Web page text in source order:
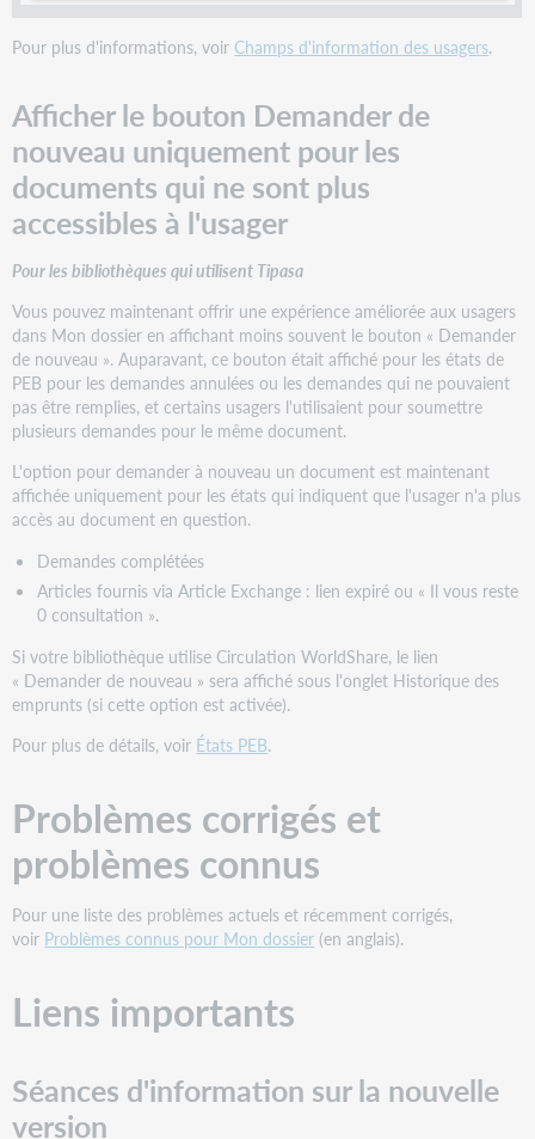
Pour plus d'informations, voir Champs d'information des usagers.
Afficher le bouton Demander de
nouveau uniquement pour les
documents qui ne sont plus
accessibles à l'usager
Pour les bibliothèques qui utilisent Tipasa
Vous pouvez maintenant offrir une expérience améliorée aux usagers
dans Mon dossier en affichant moins souvent le bouton « Demander
de nouveau ». Auparavant, ce bouton était affiché pour les états de
PEB pour les demandes annulées ou les demandes qui ne pouvaient
pas être remplies, et certains usagers l'utilisaient pour soumettre
plusieurs demandes pour le même document.
L'option pour demander à nouveau un document est maintenant
affichée uniquement pour les états qui indiquent que l'usager n'a plus
accès au document en question.
Demandes complétées
Articles fournis via Article Exchange : lien expiré ou « Il vous reste
0 consultation ».
Si votre bibliothèque utilise Circulation WorldShare, le lien
« Demander de nouveau » sera affiché sous l'onglet Historique des
emprunts (si cette option est activée).
Pour plus de détails, voir États PEB.
Problèmes corrigés et
problèmes connus
Pour une liste des problèmes actuels et récemment corrigés,
voir Problèmes connus pour Mon dossier (en anglais).
Liens importants
Séances d'information sur la nouvelle
version